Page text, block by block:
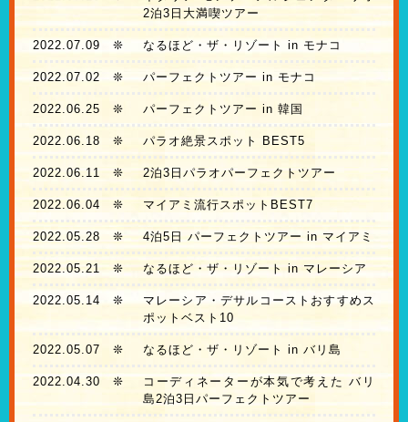
2泊3日大満喫ツアー
2022.07.09 ❊ なるほど・ザ・リゾート in モナコ
2022.07.02 ❊ パーフェクトツアー in モナコ
2022.06.25 ❊ パーフェクトツアー in 韓国
2022.06.18 ❊ パラオ絶景スポット BEST5
2022.06.11 ❊ 2泊3日パラオパーフェクトツアー
2022.06.04 ❊ マイアミ流行スポットBEST7
2022.05.28 ❊ 4泊5日 パーフェクトツアー in マイアミ
2022.05.21 ❊ なるほど・ザ・リゾート in マレーシア
2022.05.14 ❊
マレーシア・デサルコーストおすすめス
ポットベスト10
2022.05.07 ❊ なるほど・ザ・リゾート in バリ島
2022.04.30 ❊
コーディネーターが本気で考えた バリ
島2泊3日パーフェクトツアー